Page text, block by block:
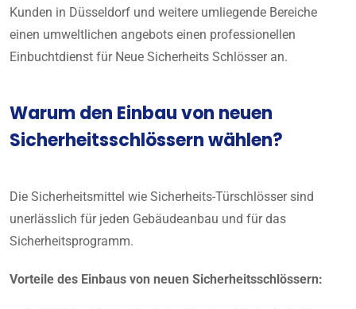
Kunden in Düsseldorf und weitere umliegende Bereiche
einen umweltlichen angebots einen professionellen
Einbuchtdienst für Neue Sicherheits Schlösser an.
Warum den Einbau von neuen
Sicherheitsschlössern wählen?
Die Sicherheitsmittel wie Sicherheits-Türschlösser sind
unerlässlich für jeden Gebäudeanbau und für das
Sicherheitsprogramm.
Vorteile des Einbaus von neuen Sicherheitsschlössern: